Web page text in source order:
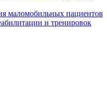
маломобильных пациентов
и тренировок